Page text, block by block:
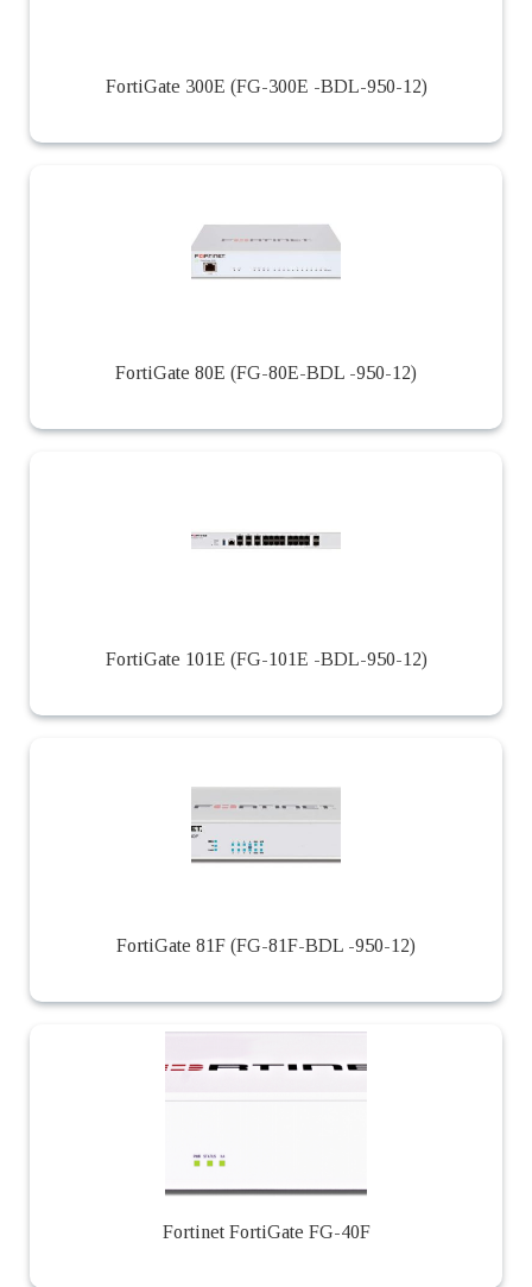
FortiGate 300E (FG-300E -BDL-950-12)
FortiGate 80E (FG-80E-BDL -950-12)
FortiGate 101E (FG-101E -BDL-950-12)
FortiGate 81F (FG-81F-BDL -950-12)
Fortinet FortiGate FG-40F